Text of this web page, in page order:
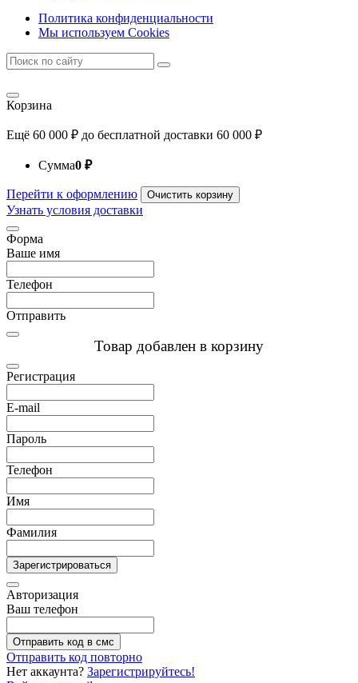
Политика конфиденциальности
Мы используем Cookies
Корзина
Ещё 60 000 ₽ до бесплатной доставки 60 000 ₽
Сумма0 ₽
Перейти к оформлению Очистить корзину
Узнать условия доставки
Форма
Ваше имя
Телефон
Отправить
Товар добавлен в корзину
Регистрация
E-mail
Пароль
Телефон
Имя
Фамилия
Зарегистрироваться
Авторизация
Ваш телефон
Отправить код в смс
Отправить код повторно
Нет аккаунта? Зарегистрируйтесь!